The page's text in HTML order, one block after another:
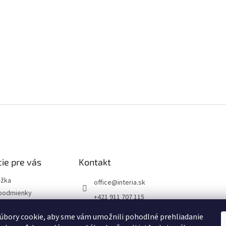
cookie, aby sme vám umožnili pohodlné prehliadanie
pre vás Kontakt
office@interia.sk
+421 911 707 115